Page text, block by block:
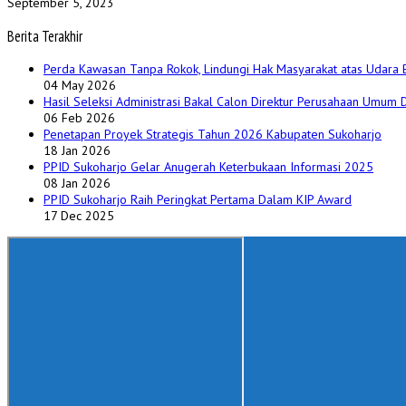
Berita Terakhir
Perda Kawasan Tanpa Rokok, Lindungi Hak Masyarakat atas Udara
04 May 2026
Hasil Seleksi Administrasi Bakal Calon Direktur Perusahaan
06 Feb 2026
Penetapan Proyek Strategis Tahun 2026 Kabupaten Sukoharjo
18 Jan 2026
PPID Sukoharjo Gelar Anugerah Keterbukaan Informasi 2025
08 Jan 2026
PPID Sukoharjo Raih Peringkat Pertama Dalam KIP Award
17 Dec 2025